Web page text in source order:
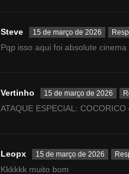
Steve 15 de março de 2026
Pqp isso aqui foi absolute
Vertinho 15 de março de 2026
ATAQUE ESPECIAL:
Leopx 15 de março de 2026
Kkkkkk muito bom